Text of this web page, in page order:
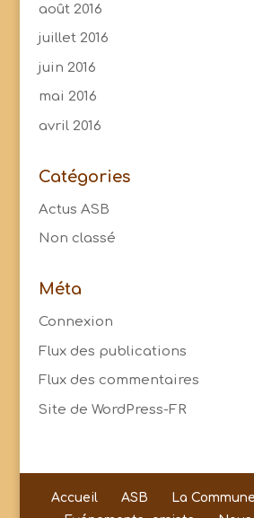
août 2016
juillet 2016
juin 2016
mai 2016
avril 2016
Catégories
Actus ASB
Non classé
Méta
Connexion
Flux des publications
Flux des commentaires
Site de WordPress-FR
Accueil ASB
La